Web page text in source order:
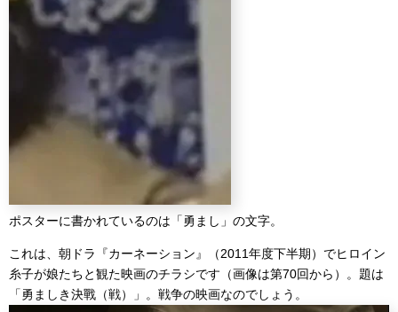
ポスターに書かれているのは「勇まし」の文字。
これは、朝ドラ『カーネーション』（2011年度下半期）でヒロイン
糸子が娘たちと観た映画のチラシです（画像は第70回から）。題は
「勇ましき決戰（戦）」。戦争の映画なのでしょう。